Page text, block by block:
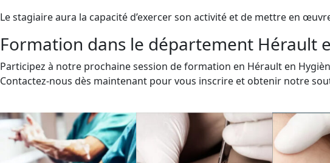
Le stagiaire aura la capacité d’exercer son activité et de mettre en
Formation dans le département Hérault
Participez à notre prochaine session de formation en Hérault en
Contactez-nous dès maintenant pour vous inscrire et obtenir notre